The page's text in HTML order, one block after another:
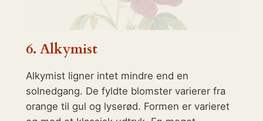
6. Alkymist
Alkymist ligner intet mindre end en
solnedgang. De fyldte blomster varierer fra
orange til gul og lyserød. Formen er varieret